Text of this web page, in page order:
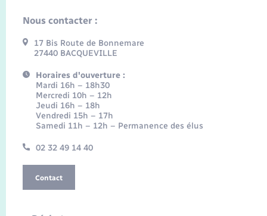
Nous contacter :
17 Bis Route de Bonnemare
27440 BACQUEVILLE
Horaires d'ouverture :
Mardi 16h – 18h30
Mercredi 10h – 12h
Jeudi 16h – 18h
Vendredi 15h – 17h
Samedi 11h – 12h – Permanence des élus
02 32 49 14 40
Contact